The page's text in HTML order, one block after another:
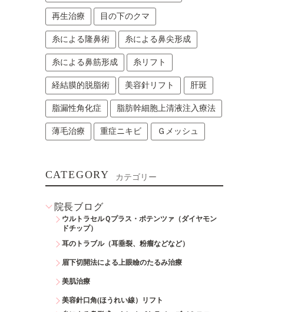
再生治療 目の下のクマ
糸による隆鼻術 糸による鼻尖形成
糸による鼻筋形成 糸リフト
経結膜的脱脂術 美容針リフト 肝斑
脂漏性角化症 脂肪幹細胞上清液注入療法
薄毛治療 重症ニキビ Ｇメッシュ
CATEGORY カテゴリー
院長ブログ
ウルトラセルＱプラス・ポテンツァ（ダイヤモン
ドチップ）
耳のトラブル（耳垂裂、粉瘤などなど）
眉下切開法による上眼瞼のたるみ治療
美肌治療
美容針口角(ほうれい線）リフト